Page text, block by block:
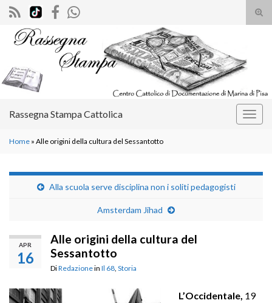
il
Search for:
Rassegna Stampa Cattolica
Home » Alle origini della cultura del Sessantotto
Alla scuola serve disciplina non i soliti pedagogisti
Amsterdam Jihad
APR
16
Alle origini della cultura del
Sessantotto
DiRedazionein Il 68 Storia
L’Occidentale, 19